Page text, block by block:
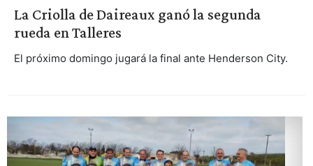
La Criolla de Daireaux ganó la segunda
rueda en Talleres
El próximo domingo jugará la final ante Henderson City.